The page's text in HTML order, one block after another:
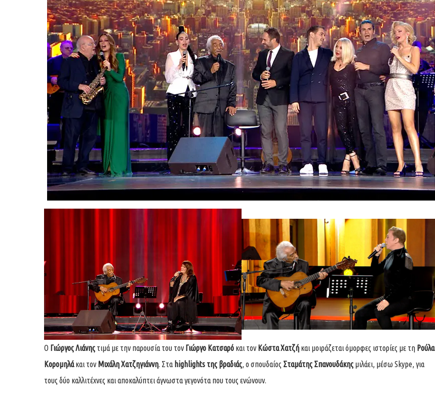
Ο Γιώργος Λιάνης τιμά με την παρουσία του τον Γιώργο Κατσαρό και τον Κώστα Χατζή και μοιράζεται όμορφες ιστορίες με τη Ρούλα
Κορομηλάκαι τον Μιχάλη Χατζηγιάννη. Στα highlights της βραδιάς, ο σπουδαίος Σταμάτης Σπανουδάκης μιλάει, μέσω Skype, για
τους δύο καλλιτέχνες και αποκαλύπτει άγνωστα γεγονότα που τους ενώνουν.